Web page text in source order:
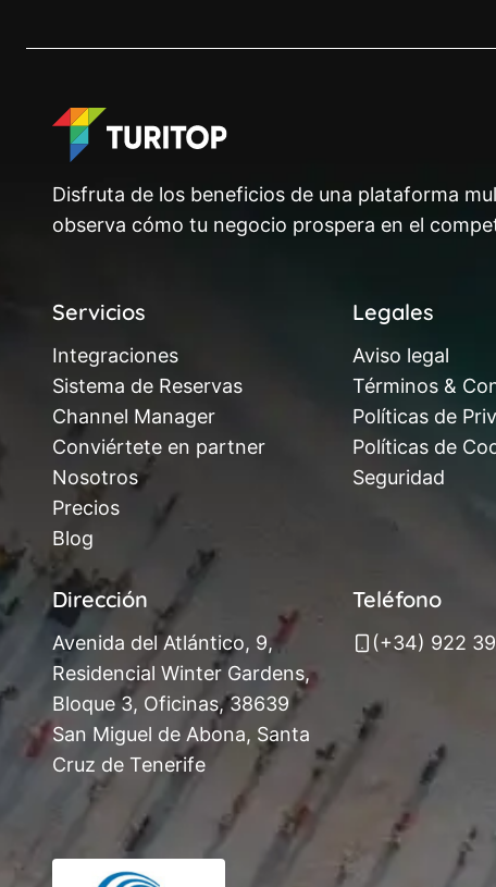
Disfruta de los beneficios de una plataforma
observa cómo tu negocio prospera en el
Servicios
Integraciones
Sistema de Reservas
Channel Manager
Conviértete en partner
Nosotros
Precios
Blog
Legales
Aviso legal
Términos &
Políticas de
Políticas de
Seguridad
Dirección
Avenida del Atlántico, 9,
Residencial Winter Gardens,
Bloque 3, Oficinas, 38639
San Miguel de Abona, Santa
Cruz de Tenerife
Teléfono
(+34) 922